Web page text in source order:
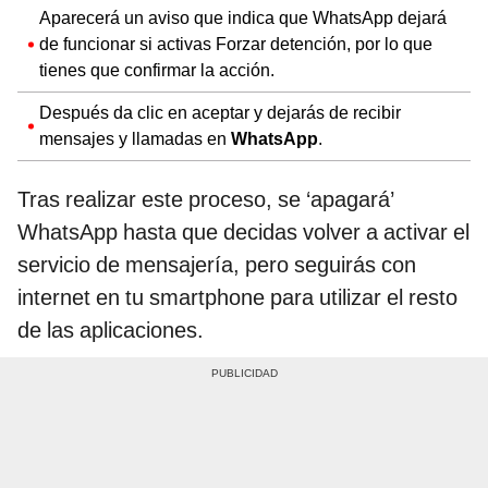
Aparecerá un aviso que indica que WhatsApp dejará
de funcionar si activas Forzar detención, por lo que
tienes que confirmar la acción.
Después da clic en aceptar y dejarás de recibir
mensajes y llamadas en WhatsApp.
Tras realizar este proceso, se ‘apagará’
WhatsApp hasta que decidas volver a activar el
servicio de mensajería, pero seguirás con
internet en tu smartphone para utilizar el resto
de las aplicaciones.